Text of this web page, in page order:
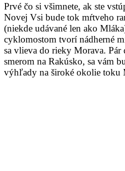
Prvé čo si všimnete, ak ste
Novej Vsi bude tok mŕtveho
(niekde udávané len ako
cyklomostom tvorí nádherné
sa vlieva do rieky Morava. Pár
smerom na Rakúsko, sa vám
výhľady na široké okolie toku